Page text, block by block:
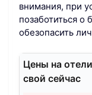
внимания, при
позаботиться о
обезопасить
Цены на
свой сейчас